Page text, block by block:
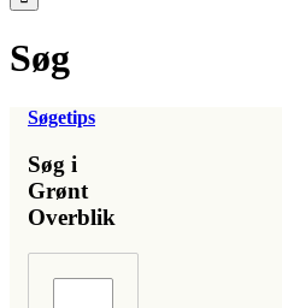
Søg
Søgetips
Søg i
Grønt
Overblik